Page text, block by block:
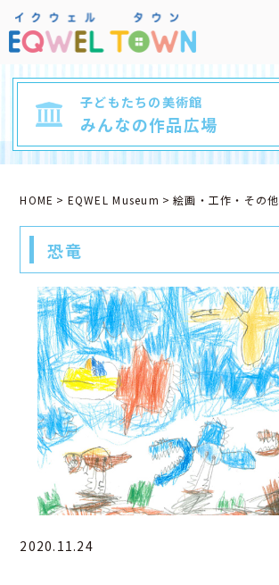
子どもたちの美術館
みんなの作品広場
HOME EQWEL Museum 絵画・工作・その他
恐竜
2020.11.24